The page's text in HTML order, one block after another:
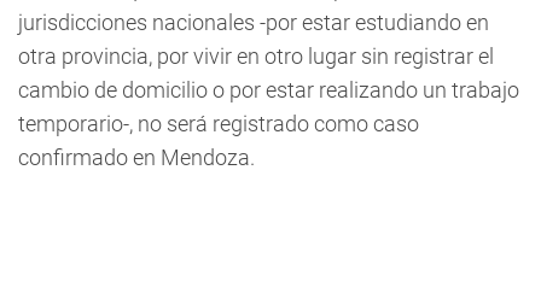
jurisdicciones nacionales -por estar estudiando en
otra provincia, por vivir en otro lugar sin registrar el
cambio de domicilio o por estar realizando un trabajo
temporario-, no será registrado como caso
confirmado en Mendoza.